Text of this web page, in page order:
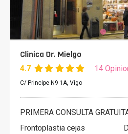
Clinica Dr. Mielgo
4.7 14
C/ Principe N9 1A, Vigo
PRIMERA CONSULTA
Frontoplastia cejas